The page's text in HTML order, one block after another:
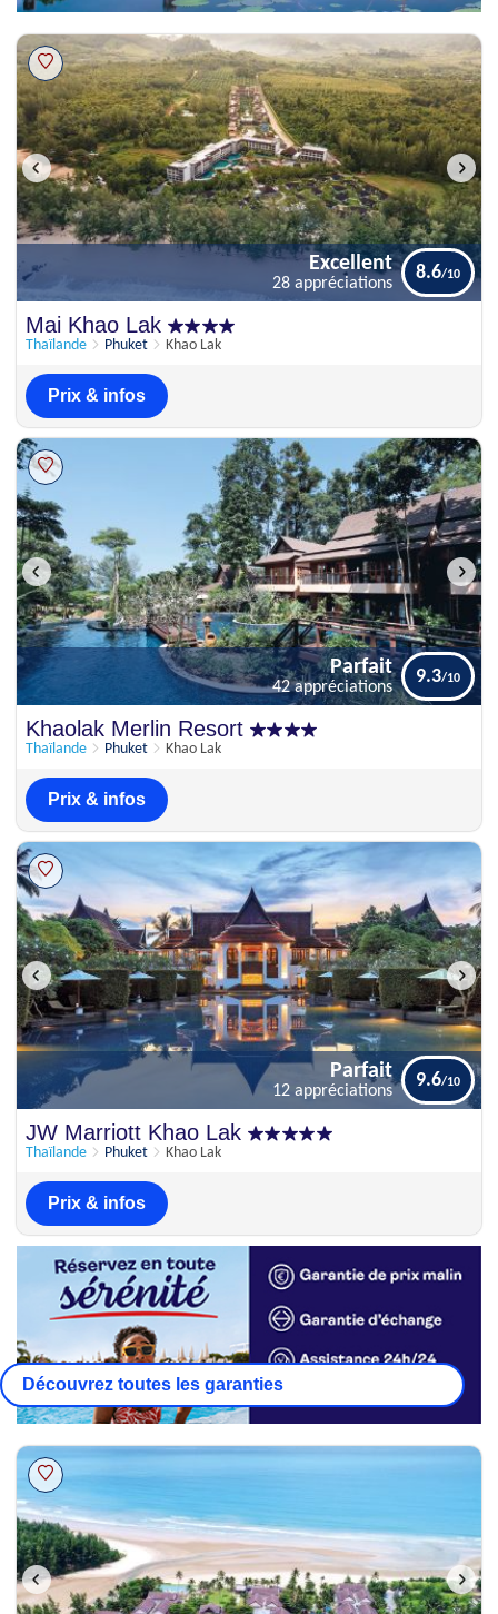
Mai Khao Lak
Thaïlande Phuket Khao Lak
Excellent
28 appréciations
8.6
Prix & infos
Khaolak Merlin Resort
Thaïlande Phuket Khao Lak
Parfait
42 appréciations
9.3
Prix & infos
Parfait
JW Marriott Khao Lak
Thaïlande Phuket Khao Lak
Parfait
12 appréciations
9.6
Prix & infos
Découvrez toutes les garanties